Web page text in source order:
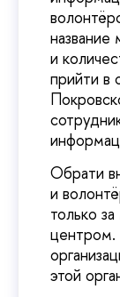
и
прийти в
Обрати
и
только
центром.
этой